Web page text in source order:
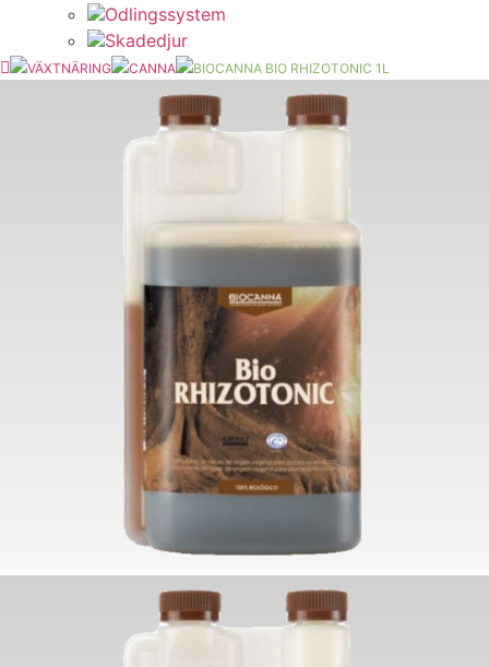
Odlingssystem
Skadedjur
VÄXTNÄRING CANNA BIOCANNA BIO RHIZOTONIC 1L